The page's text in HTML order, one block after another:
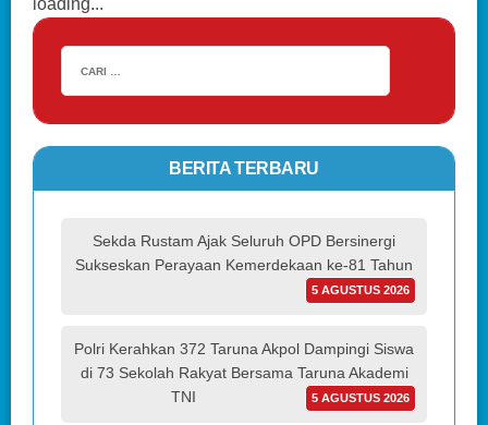
BERITA TERBARU
Sekda Rustam Ajak Seluruh OPD Bersinergi
Sukseskan Perayaan Kemerdekaan ke-81 Tahun
5 AGUSTUS 2026
Polri Kerahkan 372 Taruna Akpol Dampingi Siswa
di 73 Sekolah Rakyat Bersama Taruna Akademi
TNI
5 AGUSTUS 2026